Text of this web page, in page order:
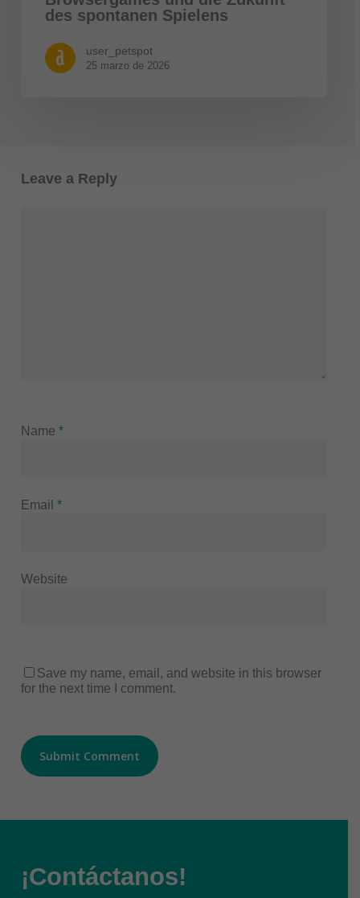
des spontanen Spielens
user_petspot
25 marzo de 2026
Leave a Reply
Name *
Email *
Website
Save my name, email, and website in this browser
for the next time I comment.
¡Contáctanos!